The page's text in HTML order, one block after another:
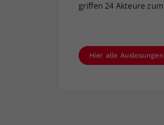
griffen 24 Akteure zum
Hier alle